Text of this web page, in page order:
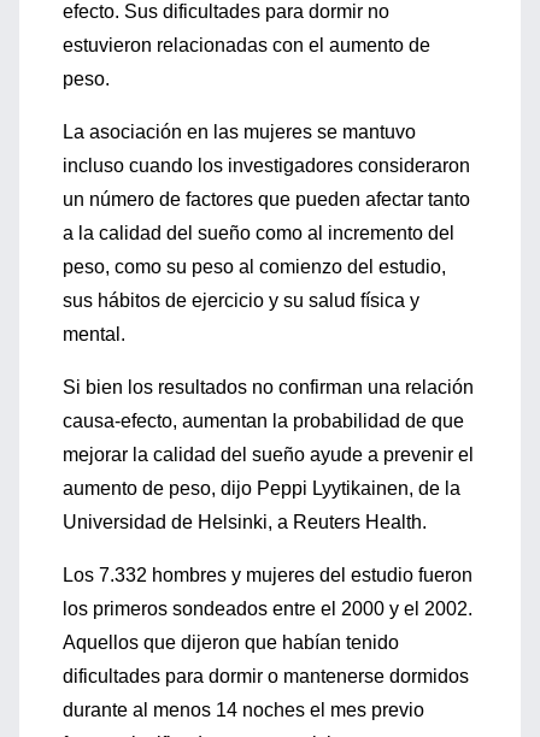
efecto. Sus dificultades para dormir no
estuvieron relacionadas con el aumento de
peso.
La asociación en las mujeres se mantuvo
incluso cuando los investigadores consideraron
un número de factores que pueden afectar tanto
a la calidad del sueño como al incremento del
peso, como su peso al comienzo del estudio,
sus hábitos de ejercicio y su salud física y
mental.
Si bien los resultados no confirman una relación
causa-efecto, aumentan la probabilidad de que
mejorar la calidad del sueño ayude a prevenir el
aumento de peso, dijo Peppi Lyytikainen, de la
Universidad de Helsinki, a Reuters Health.
Los 7.332 hombres y mujeres del estudio fueron
los primeros sondeados entre el 2000 y el 2002.
Aquellos que dijeron que habían tenido
dificultades para dormir o mantenerse dormidos
durante al menos 14 noches el mes previo